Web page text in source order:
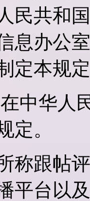
民共和
息办公
定本规定
中华人
定。
称跟帖
平台以